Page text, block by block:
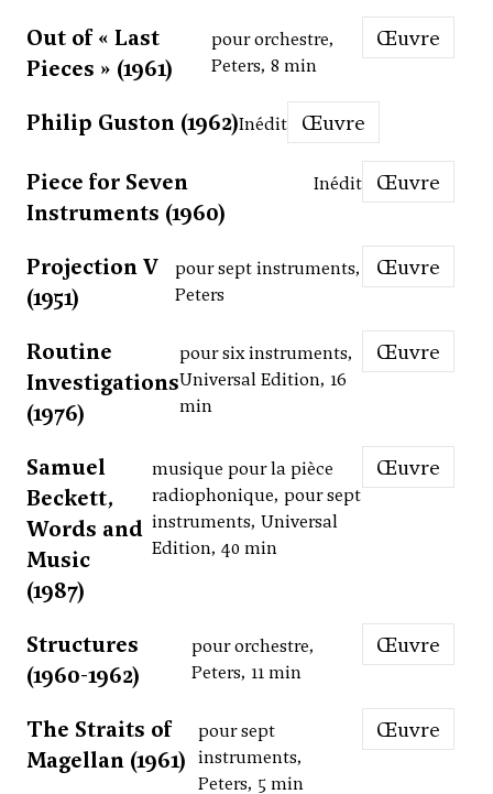
Out of « Last
Pieces » (1961)
pour orchestre,
Peters, 8 min
Œuvre
Philip Guston (1962)Inédit Œuvre
Piece for Seven
Instruments (1960)
Inédit Œuvre
Projection V
(1951)
pour sept instruments,
Peters
Œuvre
Routine
Investigations
(1976)
pour six instruments,
Universal Edition, 16
min
Œuvre
Samuel
Beckett,
Words and
Music
(1987)
musique pour la pièce
radiophonique, pour sept
instruments, Universal
Edition, 40 min
Œuvre
Structures
(1960-1962)
pour orchestre,
Peters, 11 min
Œuvre
The Straits of
Magellan (1961)
pour sept
instruments,
Peters, 5 min
Œuvre